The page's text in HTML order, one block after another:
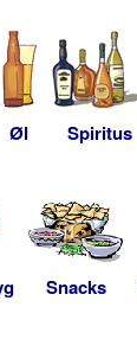
Øl Spiritus
Snacks